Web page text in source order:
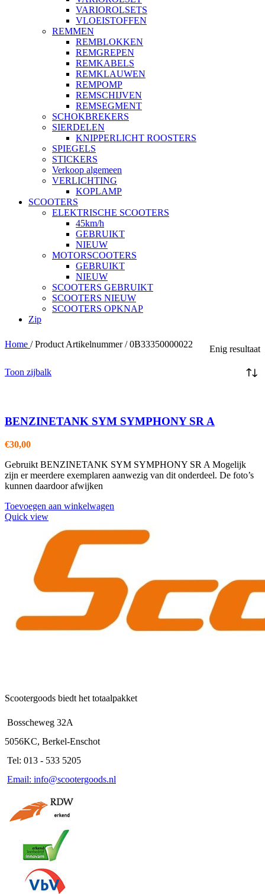
VARIOROLSETS
VLOEISTOFFEN
REMMEN
REMBLOKKEN
REMGREPEN
REMKABELS
REMKLAUWEN
REMPOMP
REMSCHIJVEN
REMSEGMENT
SCHOKBREKERS
SIERDELEN
KNIPPERLICHT ROOSTERS
SPIEGELS
STICKERS
Verkoop algemeen
VERLICHTING
KOPLAMP
SCOOTERS
ELEKTRISCHE SCOOTERS
45km/h
GEBRUIKT
NIEUW
MOTORSCOOTERS
GEBRUIKT
NIEUW
SCOOTERS GEBRUIKT
SCOOTERS NIEUW
SCOOTERS OPKNAP
Zip
Home / Product Artikelnummer/ 0B33350000022 Enig resultaat
Toon zijbalk
BENZINETANK SYM SYMPHONY SR A
€30,00
Gebruikt BENZINETANK SYM SYMPHONY SR A Mogelijk
zijn er meerdere exemplaren aanwezig van dit onderdeel. De foto’s
kunnen daardoor afwijken
Toevoegen aan winkelwagen
Quick view
Scootergoods biedt het totaalpakket
Bosscheweg 32A
5056KC, Berkel-Enschot
Tel: 013 - 533 5205
Email: info@scootergoods.nl